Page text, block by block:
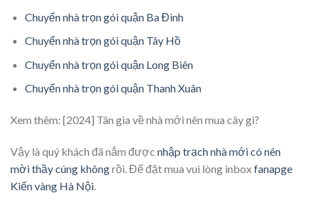
Chuyển nhà trọn gói quận Ba Đình
Chuyển nhà trọn gói quận Tây Hồ
Chuyển nhà trọn gói quận Long Biên
Chuyển nhà trọn gói quận Thanh Xuân
Xem thêm: [2024] Tân gia về nhà mới nên mua cây gì?
Vậy là quý khách đã nắm được nhập trạch nhà mới có nên
mời thầy cúng khôngrồi. Để đặt mua vui lòng inboxfanapge
Kiến vàng Hà Nội.